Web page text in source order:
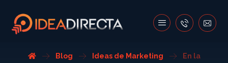
Blog Ideas de Marketing
En la